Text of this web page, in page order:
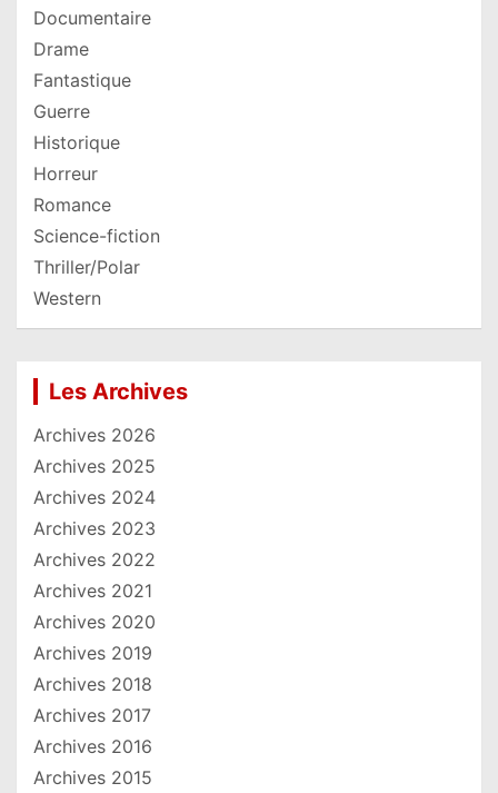
Documentaire
Drame
Fantastique
Guerre
Historique
Horreur
Romance
Science-fiction
Thriller/Polar
Western
Les Archives
Archives 2026
Archives 2025
Archives 2024
Archives 2023
Archives 2022
Archives 2021
Archives 2020
Archives 2019
Archives 2018
Archives 2017
Archives 2016
Archives 2015